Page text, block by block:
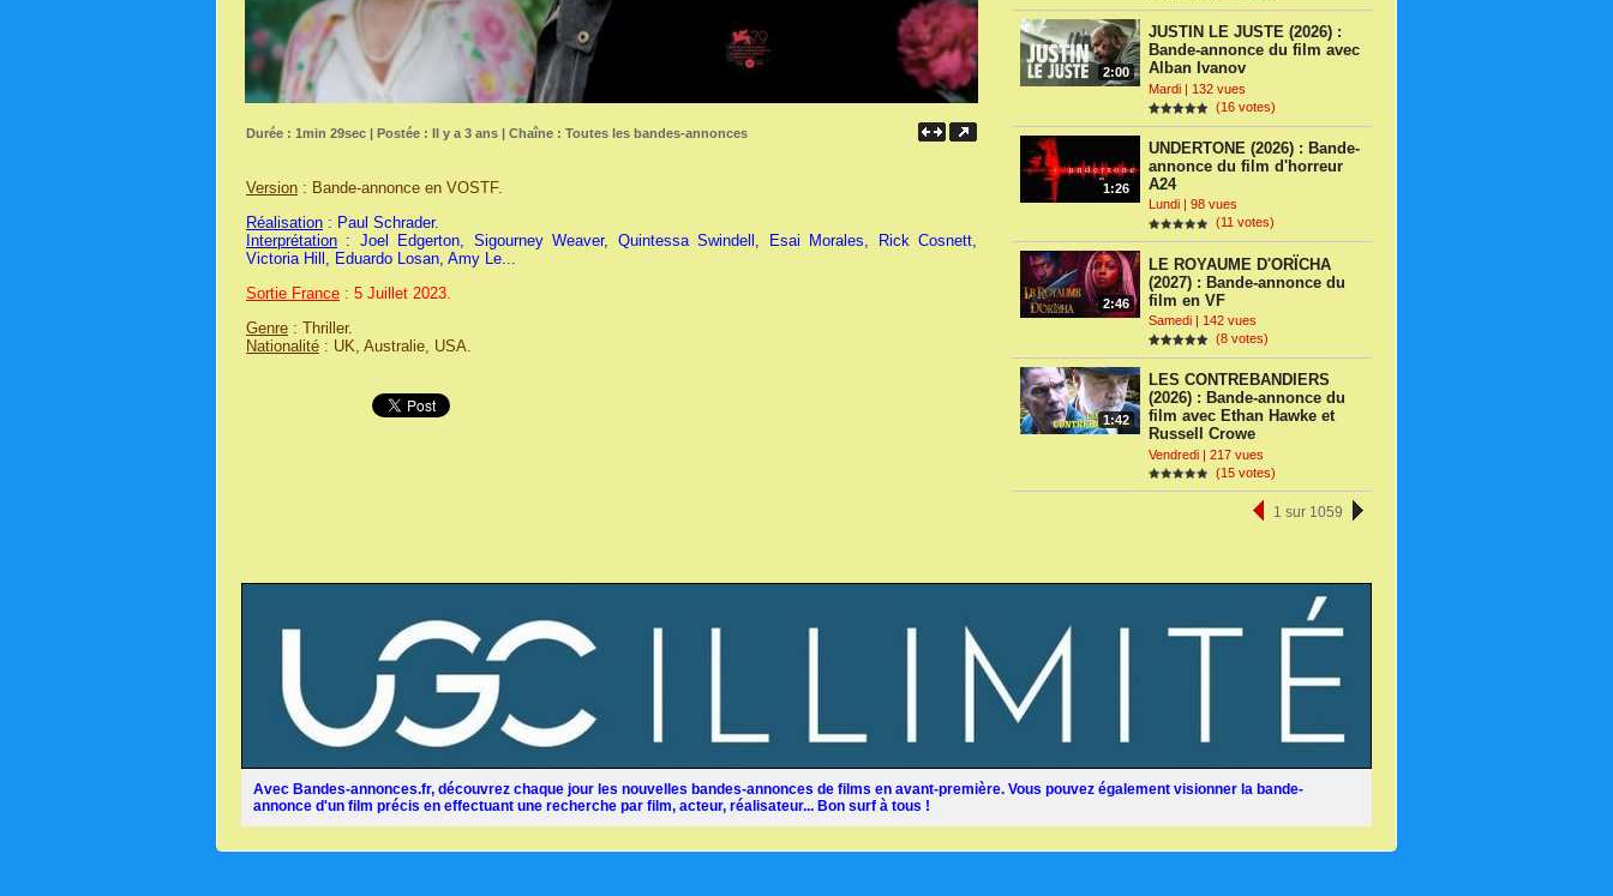
2:00
JUSTIN LE JUSTE (2026) :
Bande-annonce du film avec
Alban Ivanov
Mardi | 132 vues
(16 votes)
1:26
UNDERTONE (2026) : Bande-
annonce du film d'horreur
A24
Lundi | 98 vues
(11 votes)
2:46
LE ROYAUME D'ORÏCHA
(2027) : Bande-annonce du
film en VF
Samedi | 142 vues
(8 votes)
1:42
LES CONTREBANDIERS
(2026) : Bande-annonce du
film avec Ethan Hawke et
Russell Crowe
Vendredi | 217 vues
(15 votes)
1 sur 1059
Durée : 1min 29sec | Postée : Il y a 3 ans | Chaîne : Toutes les bandes-annonces
Version : Bande-annonce en VOSTF.
Réalisation : Paul Schrader.
Interprétation : Joel Edgerton, Sigourney Weaver, Quintessa Swindell, Esai Morales, Rick Cosnett,
Victoria Hill, Eduardo Losan, Amy Le...
Sortie France : 5 Juillet 2023.
Genre : Thriller.
Nationalité : UK, Australie, USA.
Avec Bandes-annonces.fr, découvrez chaque jour les nouvelles bandes-annonces de films en avant-première. Vous pouvez également visionner la bande-
annonce d'un film précis en effectuant une recherche par film, acteur, réalisateur... Bon surf à tous !